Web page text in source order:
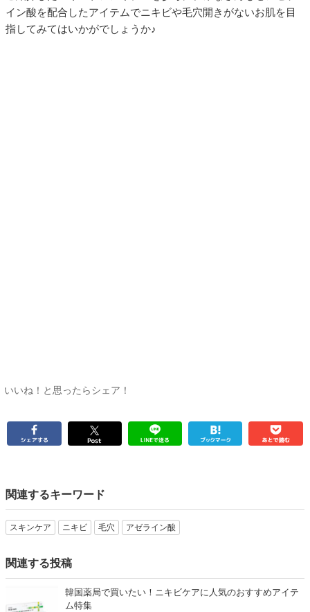
イン酸を配合したアイテムでニキビや毛穴開きがないお肌を目
指してみてはいかがでしょうか♪
いいね！と思ったらシェア！
関連するキーワード
スキンケア ニキビ 毛穴 アゼライン酸
関連する投稿
韓国薬局で買いたい！ニキビケアに人気のおすすめアイテ
ム特集